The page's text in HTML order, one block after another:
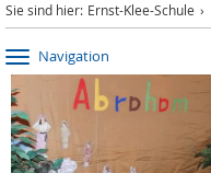
Sie sind hier: Ernst-Klee-Schule
Navigation